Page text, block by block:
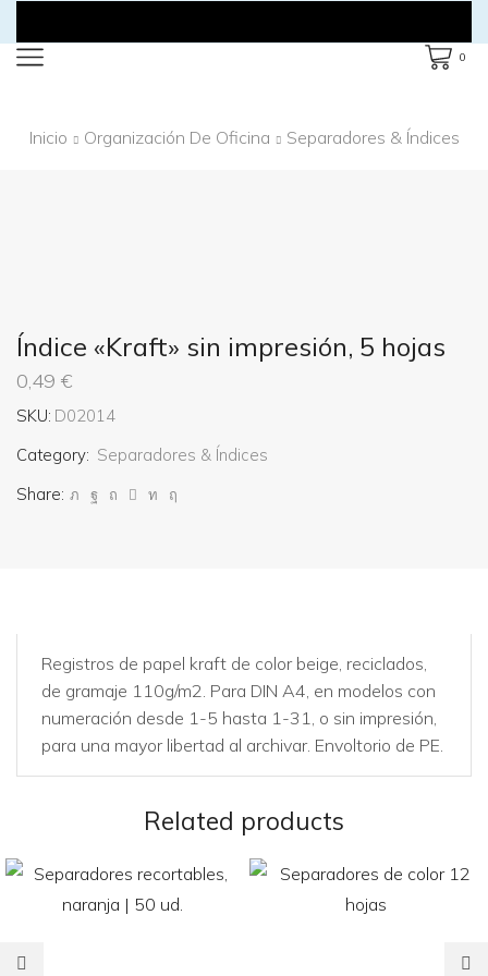
0
Inicio Organización De Oficina Separadores & Índices
Índice «Kraft» sin impresión, 5 hojas
0,49 €
SKU: D02014
Category: Separadores & Índices
Share:
Registros de papel kraft de color beige, reciclados,
de gramaje 110g/m2. Para DIN A4, en modelos con
numeración desde 1-5 hasta 1-31, o sin impresión,
para una mayor libertad al archivar. Envoltorio de PE.
Related products